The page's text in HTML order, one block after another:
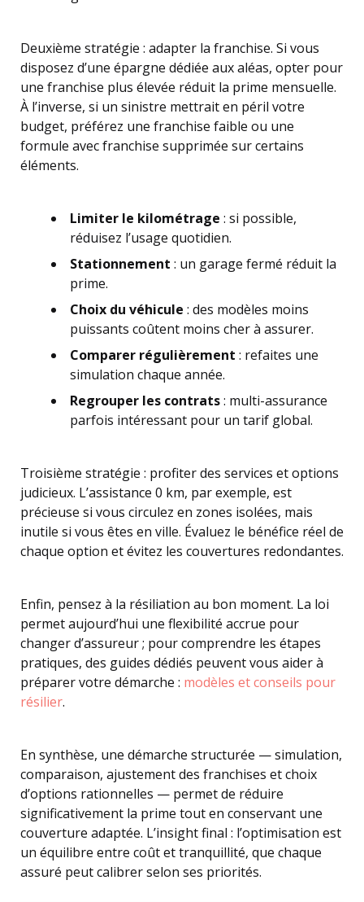
Deuxième stratégie : adapter la franchise. Si vous
disposez d’une épargne dédiée aux aléas, opter pour
une franchise plus élevée réduit la prime mensuelle.
À l’inverse, si un sinistre mettrait en péril votre
budget, préférez une franchise faible ou une
formule avec franchise supprimée sur certains
éléments.
Limiter le kilométrage : si possible,
réduisez l’usage quotidien.
Stationnement : un garage fermé réduit la
prime.
Choix du véhicule : des modèles moins
puissants coûtent moins cher à assurer.
Comparer régulièrement : refaites une
simulation chaque année.
Regrouper les contrats: multi-assurance
parfois intéressant pour un tarif global.
Troisième stratégie : profiter des services et options
judicieux. L’assistance 0 km, par exemple, est
précieuse si vous circulez en zones isolées, mais
inutile si vous êtes en ville. Évaluez le bénéfice réel de
chaque option et évitez les couvertures redondantes.
Enfin, pensez à la résiliation au bon moment. La loi
permet aujourd’hui une flexibilité accrue pour
changer d’assureur ; pour comprendre les étapes
pratiques, des guides dédiés peuvent vous aider à
préparer votre démarche : modèles et conseils pour
résilier.
En synthèse, une démarche structurée — simulation,
comparaison, ajustement des franchises et choix
d’options rationnelles — permet de réduire
significativement la prime tout en conservant une
couverture adaptée. L’insight final : l’optimisation est
un équilibre entre coût et tranquillité, que chaque
assuré peut calibrer selon ses priorités.